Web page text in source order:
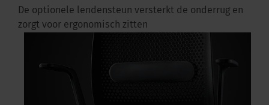
De optionele lendensteun versterkt de onderrug en
zorgt voor ergonomisch zitten